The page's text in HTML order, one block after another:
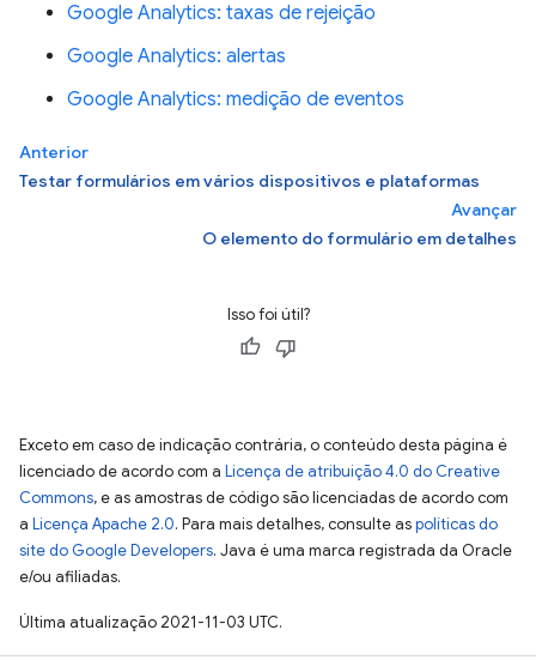
Google Analytics: taxas de rejeição
Google Analytics: alertas
Google Analytics: medição de eventos
Anterior
Testar formulários em vários dispositivos e plataformas
Avançar
O elemento do formulário em detalhes
Isso foi útil?
Exceto em caso de indicação contrária, o conteúdo desta página é
licenciado de acordo com a Licença de atribuição 4.0 do Creative
Commons, e as amostras de código são licenciadas de acordo com
a Licença Apache 2.0. Para mais detalhes, consulte aspolíticas do
site do Google Developers. Java é uma marca registrada da Oracle
e/ou afiliadas.
Última atualização 2021-11-03 UTC.